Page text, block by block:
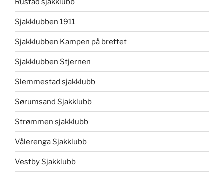
Sjakklubben 1911
Sjakklubben Kampen på brettet
Sjakklubben Stjernen
Slemmestad sjakklubb
Sørumsand Sjakklubb
Strømmen sjakklubb
Vålerenga Sjakklubb
Vestby Sjakklubb